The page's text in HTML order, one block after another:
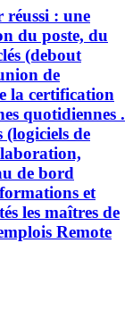
réussi : une
du poste, du
(debout
de
la certification
quotidiennes .
(logiciels de
de bord
et
les maîtres de
Remote